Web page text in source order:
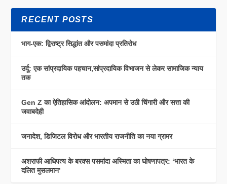
RECENT POSTS
भाग-एक: द्विराष्ट्र सिद्धांत और पसमांदा प्रतिरोध
उर्दू: एक सांप्रदायिक पहचान,सांप्रदायिक विभाजन से लेकर सामाजिक न्याय
तक
Gen Z का ऐतिहासिक आंदोलन: अपमान से उठी चिंगारी और सत्ता की
जवाबदेही
जनादेश, डिजिटल विरोध और भारतीय राजनीति का नया ग्रामर
अशराफी आधिपत्य के बरक्स पसमांदा अस्मिता का घोषणापत्र: ‘भारत के
दलित मुसलमान’